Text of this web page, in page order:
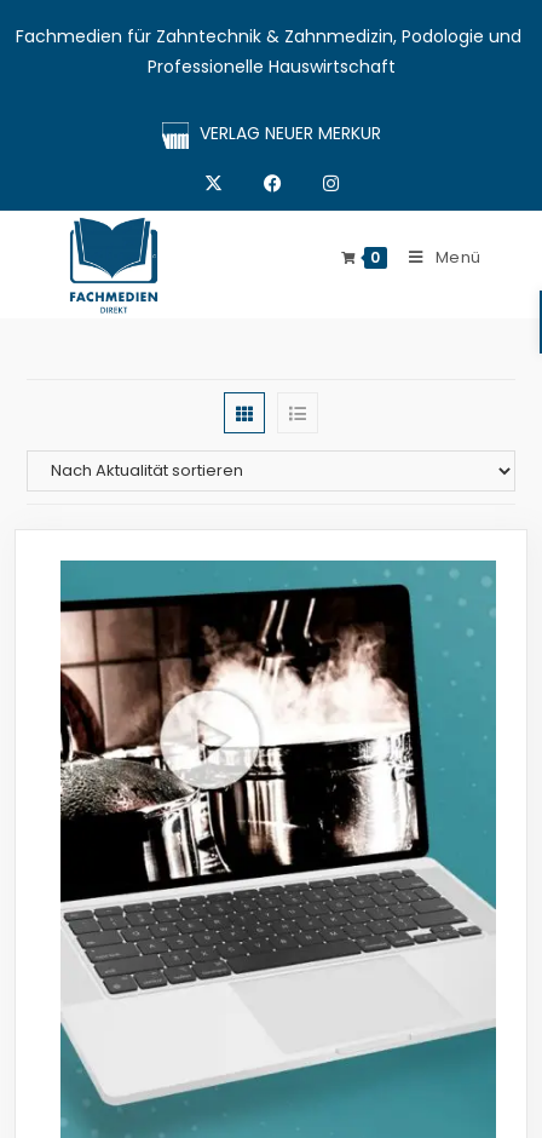
Fachmedien für Zahntechnik & Zahnmedizin, Podologie und
Professionelle Hauswirtschaft
VERLAG NEUER MERKUR
0 Menü